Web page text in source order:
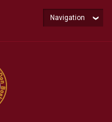
Navigation